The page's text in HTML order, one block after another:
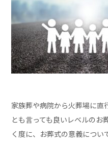
家族葬や病院から火葬場に直
とも言っても良いレベルのお
く度に、お葬式の意義につい